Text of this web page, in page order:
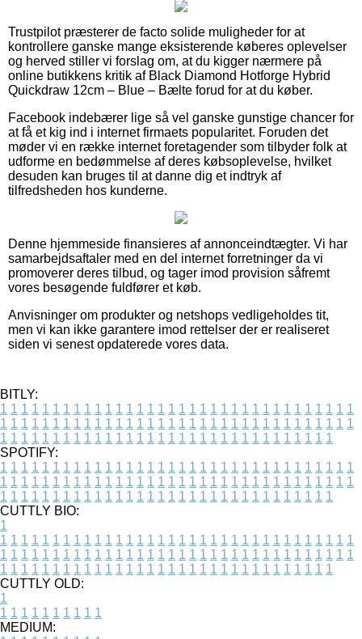
Trustpilot præsterer de facto solide muligheder for at
kontrollere ganske mange eksisterende køberes oplevelser
og herved stiller vi forslag om, at du kigger nærmere på
online butikkens kritik af Black Diamond Hotforge Hybrid
Quickdraw 12cm – Blue – Bælte forud for at du køber.
Facebook indebærer lige så vel ganske gunstige chancer for
at få et kig ind i internet firmaets popularitet. Foruden det
møder vi en række internet foretagender som tilbyder folk at
udforme en bedømmelse af deres købsoplevelse, hvilket
desuden kan bruges til at danne dig et indtryk af
tilfredsheden hos kunderne.
Denne hjemmeside finansieres af annonceindtægter. Vi har
samarbejdsaftaler med en del internet forretninger da vi
promoverer deres tilbud, og tager imod provision såfremt
vores besøgende fuldfører et køb.
Anvisninger om produkter og netshops vedligeholdes tit,
men vi kan ikke garantere imod rettelser der er realiseret
siden vi senest opdaterede vores data.
BITLY:
1 1 1 1 1 1 1 1 1 1 1 1 1 1 1 1 1 1 1 1 1 1 1 1 1 1 1 1 1 1 1 1 1 1
1 1 1 1 1 1 1 1 1 1 1 1 1 1 1 1 1 1 1 1 1 1 1 1 1 1 1 1 1 1 1 1 1 1
1 1 1 1 1 1 1 1 1 1 1 1 1 1 1 1 1 1 1 1 1 1 1 1 1 1 1 1 1 1 1 1
SPOTIFY:
1 1 1 1 1 1 1 1 1 1 1 1 1 1 1 1 1 1 1 1 1 1 1 1 1 1 1 1 1 1 1 1 1 1
1 1 1 1 1 1 1 1 1 1 1 1 1 1 1 1 1 1 1 1 1 1 1 1 1 1 1 1 1 1 1 1 1 1
1 1 1 1 1 1 1 1 1 1 1 1 1 1 1 1 1 1 1 1 1 1 1 1 1 1 1 1 1 1 1 1
CUTTLY BIO:
1
1 1 1 1 1 1 1 1 1 1 1 1 1 1 1 1 1 1 1 1 1 1 1 1 1 1 1 1 1 1 1 1 1 1
1 1 1 1 1 1 1 1 1 1 1 1 1 1 1 1 1 1 1 1 1 1 1 1 1 1 1 1 1 1 1 1 1 1
1 1 1 1 1 1 1 1 1 1 1 1 1 1 1 1 1 1 1 1 1 1 1 1 1 1 1 1 1 1 1 1
CUTTLY OLD:
1
1 1 1 1 1 1 1 1 1 1
MEDIUM: